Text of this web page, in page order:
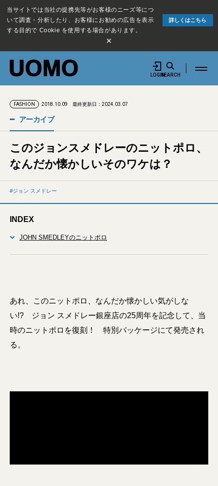
当サイトでは当社の提携先等がお客様のニーズ等につ
いて調査・分析したり、お客様にお勧めの広告を表示
する目的で Cookie を使用する場合があります。
詳しくはこちら
×
LOGINSEARCH
FASHION 2018.10.09 最終更新日：2024.03.07
アーカイブ
このジョンスメドレーのニットポロ、
なんだか懐かしいそのワケは？
ジョン スメドレー
INDEX
JOHN SMEDLEYのニットポロ
あれ、このニットポロ、なんだか懐かしい気がしな
い!? ジョン スメドレー銀座店の25周年を記念して、当
時のニットポロを復刻！ 特別パッケージにて発売され
る。